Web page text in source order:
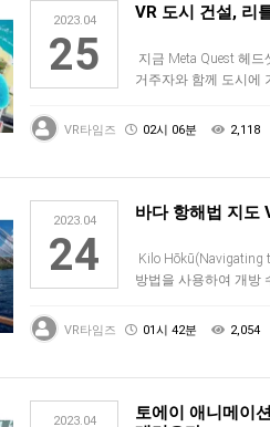
2023.04
25
VR 도시 건설, 리
지금 Meta Quest 헤
거주자와 함께 도시에
VR타임즈 02시 06분 2,118
2023.04
24
바다 항해법 지도
Kilo Hōkū(Navigating
방법을 사용하여 개방
VR타임즈 01시 42분 2,054
2023.04
토에이 애니메이